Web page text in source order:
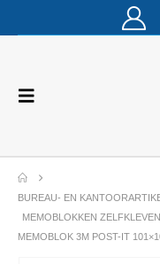
BUREAU- EN
MEMOBLOKKEN
MEMOBLOK 3M POST-IT